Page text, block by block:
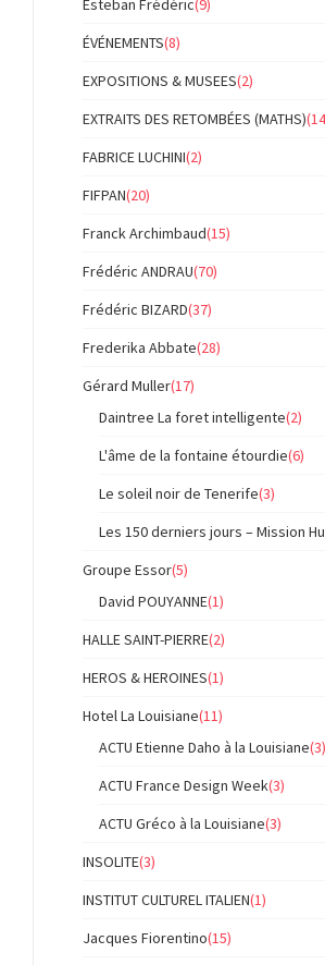
Esteban Frédéric(9)
ÉVÉNEMENTS(8)
EXPOSITIONS & MUSEES(2)
EXTRAITS DES RETOMBÉES (MATHS)
FABRICE LUCHINI(2)
FIFPAN(20)
Franck Archimbaud(15)
Frédéric ANDRAU(70)
Frédéric BIZARD(37)
Frederika Abbate(28)
Gérard Muller(17)
Daintree La foret intelligente(2)
L'âme de la fontaine étourdie(6)
Le soleil noir de Tenerife(3)
Les 150 derniers jours – Mission
Groupe Essor(5)
David POUYANNE(1)
HALLE SAINT-PIERRE(2)
HEROS & HEROINES(1)
Hotel La Louisiane(11)
ACTU Etienne Daho à la Louisiane(3)
ACTU France Design Week(3)
ACTU Gréco à la Louisiane(3)
INSOLITE(3)
INSTITUT CULTUREL ITALIEN(1)
Jacques Fiorentino(15)